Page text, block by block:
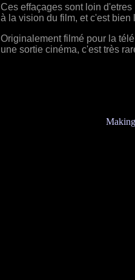
Ces effaçages sont loin
à la vision du film, et c'est bien
Originalement filmé pour la
une sortie cinéma, c'est très